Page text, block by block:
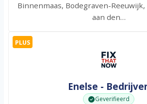
Binnenmaas, Bodegraven-
aan den…
PLUS
Enelse -
Geverifieerd